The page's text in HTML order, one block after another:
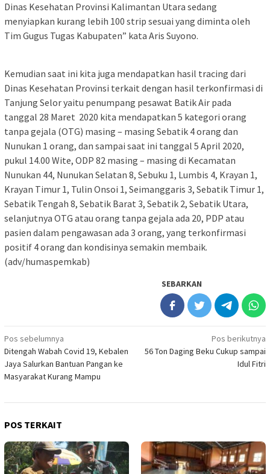
Dinas Kesehatan Provinsi Kalimantan Utara sedang
menyiapkan kurang lebih 100 strip sesuai yang diminta oleh
Tim Gugus Tugas Kabupaten” kata Aris Suyono.
Kemudian saat ini kita juga mendapatkan hasil tracing dari
Dinas Kesehatan Provinsi terkait dengan hasil terkonfirmasi di
Tanjung Selor yaitu penumpang pesawat Batik Air pada
tanggal 28 Maret 2020 kita mendapatkan 5 kategori orang
tanpa gejala (OTG) masing – masing Sebatik 4 orang dan
Nunukan 1 orang, dan sampai saat ini tanggal 5 April 2020,
pukul 14.00 Wite, ODP 82 masing – masing di Kecamatan
Nunukan 44, Nunukan Selatan 8, Sebuku 1, Lumbis 4, Krayan 1,
Krayan Timur 1, Tulin Onsoi 1, Seimanggaris 3, Sebatik Timur 1,
Sebatik Tengah 8, Sebatik Barat 3, Sebatik 2, Sebatik Utara,
selanjutnya OTG atau orang tanpa gejala ada 20, PDP atau
pasien dalam pengawasan ada 3 orang, yang terkonfirmasi
positif 4 orang dan kondisinya semakin membaik.
(adv/humaspemkab)
SEBARKAN
Navigasi
pos
Pos sebelumnya
Ditengah Wabah Covid 19, Kebalen
Jaya Salurkan Bantuan Pangan ke
Masyarakat Kurang Mampu
Pos berikutnya
56 Ton Daging Beku Cukup sampai
Idul Fitri
POS TERKAIT